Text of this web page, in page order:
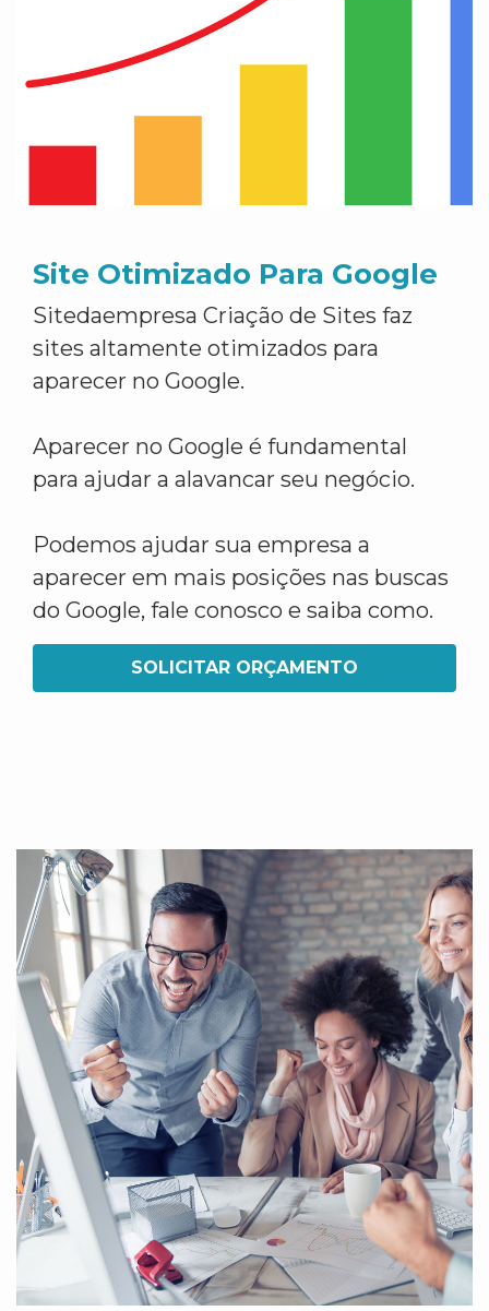
Site Otimizado Para Google
Sitedaempresa Criação de Sites faz
sites altamente otimizados para
aparecer no Google.
Aparecer no Google é fundamental
para ajudar a alavancar seu negócio.
Podemos ajudar sua empresa a
aparecer em mais posições nas buscas
do Google, fale conosco e saiba como.
SOLICITAR ORÇAMENTO